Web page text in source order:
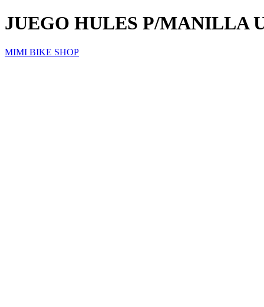
JUEGO HULES P/MANILLA
MIMI BIKE SHOP